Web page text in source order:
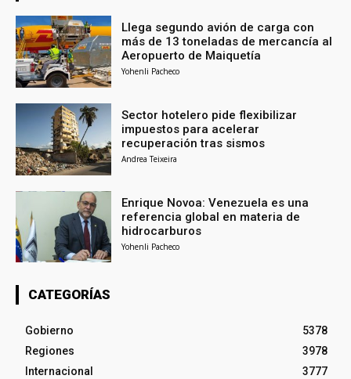
Llega segundo avión de carga con
más de 13 toneladas de mercancía al
Aeropuerto de Maiquetía
Yohenli Pacheco
Sector hotelero pide flexibilizar
impuestos para acelerar
recuperación tras sismos
Andrea Teixeira
Enrique Novoa: Venezuela es una
referencia global en materia de
hidrocarburos
Yohenli Pacheco
CATEGORÍAS
Gobierno
5378
Regiones
3978
Internacional
3777